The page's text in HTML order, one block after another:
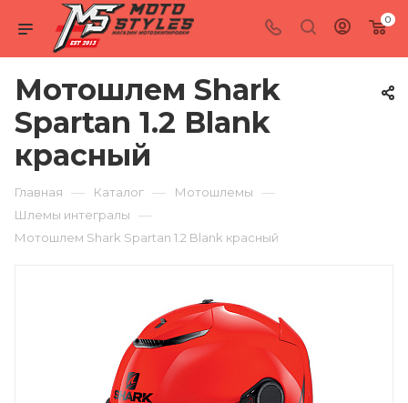
0
Мотошлем Shark
Spartan 1.2 Blank
красный
Главная — Каталог — Мотошлемы —
Шлемы интегралы —
Мотошлем Shark Spartan 1.2 Blank красный